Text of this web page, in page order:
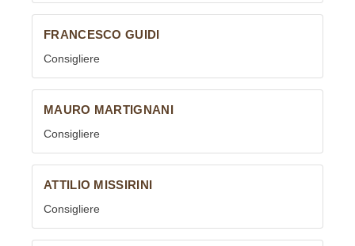
FRANCESCO GUIDI
Consigliere
MAURO MARTIGNANI
Consigliere
ATTILIO MISSIRINI
Consigliere